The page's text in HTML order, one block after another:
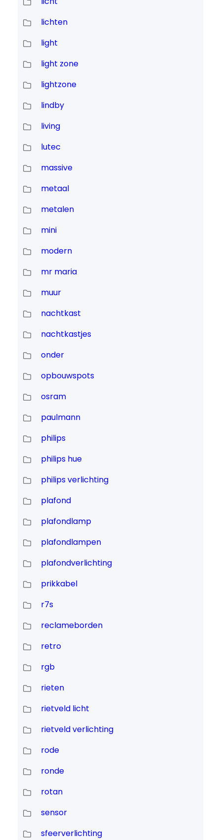
lichten
light
light zone
lightzone
lindby
living
lutec
massive
metaal
metalen
mini
modern
mr maria
muur
nachtkast
nachtkastjes
onder
opbouwspots
osram
paulmann
philips
philips hue
philips verlichting
plafond
plafondlamp
plafondlampen
plafondverlichting
prikkabel
r7s
reclameborden
retro
rgb
rieten
rietveld licht
rietveld verlichting
rode
ronde
rotan
sensor
sfeerverlichting